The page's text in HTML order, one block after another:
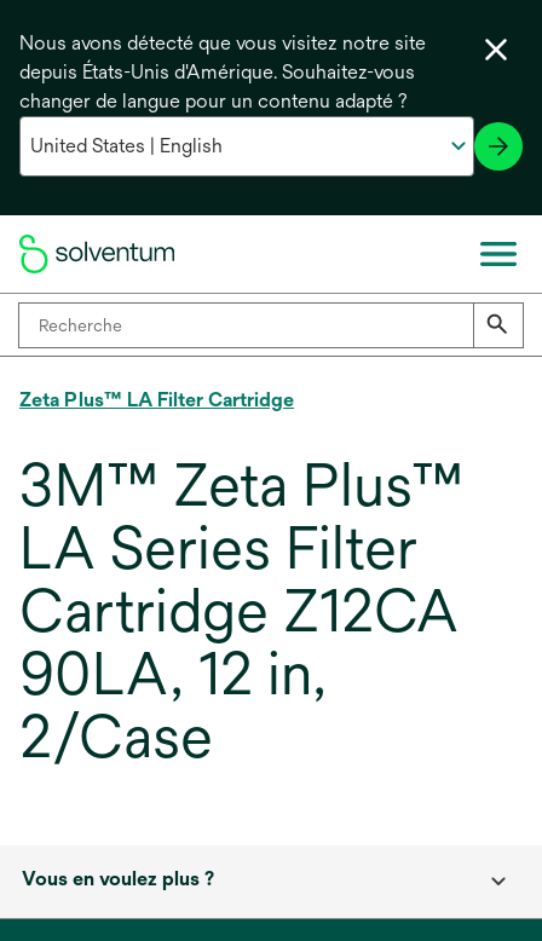
Nous avons détecté que vous visitez notre site
depuis États-Unis d'Amérique. Souhaitez-vous
changer de langue pour un contenu adapté ?
Zeta Plus™ LA Filter Cartridge
3M™ Zeta Plus™
LA Series Filter
Cartridge Z12CA
90LA, 12 in,
2/Case
Vous en voulez plus ?